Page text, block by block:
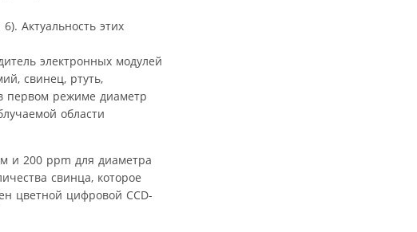
Актуальность этих
электронных модулей
свинец, ртуть,
первом режиме диаметр
области
и 200 ppm для диаметра
свинца, которое
цветной цифровой CCD-